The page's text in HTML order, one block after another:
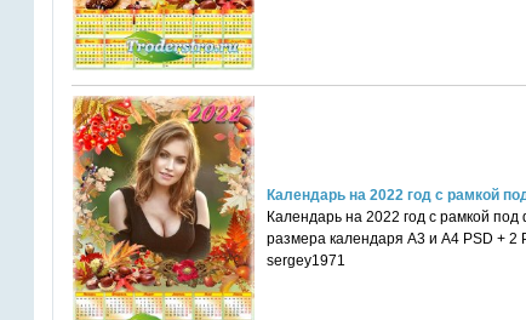
Календарь на 2022 год с рамкой
Календарь на 2022 год с рамкой
размера календаря А3 и А4 PSD + 2
sergey1971